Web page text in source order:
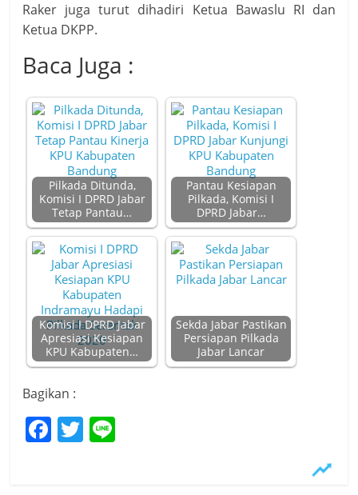
Raker juga turut dihadiri Ketua Bawaslu RI dan
Ketua DKPP.
Baca Juga :
Pilkada Ditunda,
Komisi I DPRD Jabar
Tetap Pantau…
Pantau Kesiapan
Pilkada, Komisi I
DPRD Jabar…
Komisi I DPRD Jabar
Apresiasi Kesiapan
KPU Kabupaten…
Sekda Jabar Pastikan
Persiapan Pilkada
Jabar Lancar
Bagikan :
F T